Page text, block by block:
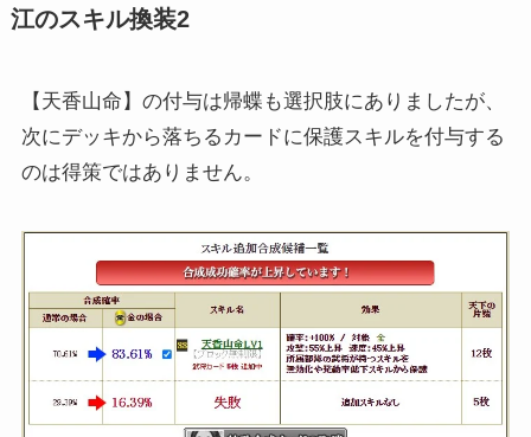
江のスキル換装2
【天香山命】の付与は帰蝶も選択肢にありましたが、
次にデッキから落ちるカードに保護スキルを付与する
のは得策ではありません。